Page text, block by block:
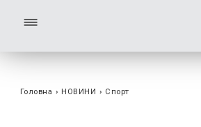
Головна › НОВИНИ › Спорт